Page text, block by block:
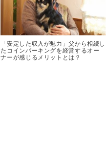
「安定した収入が魅力」父から相続し
たコインパーキングを経営するオー
ナーが感じるメリットとは？